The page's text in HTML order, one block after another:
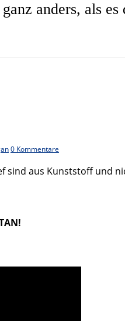
anders, als
0 Kommentare
sind aus Kunststoff und